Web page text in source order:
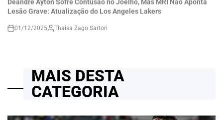
on
01/12/2025 Thaisa Zago Sartori
MAIS DESTA
CATEGORIA